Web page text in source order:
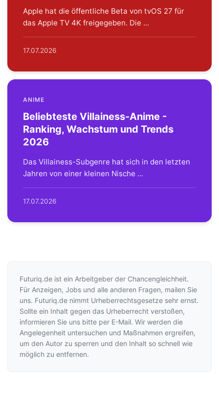
Apple hat die öffentliche Beta von tvOS 27 für
das Apple TV 4K freigegeben. Die ...
17.07.2026
ANIME
Beliebteste Villainess-Anime -
Ranking, Wachstum und Trends
2026
Das Villainess-Subgenre hat sich in den letzten
Jahren von einer kleinen Nische ...
17.07.2026
Futuriq.de ist ein Arbeitgeber der Chancengleichheit.
Für Anzeigen, Jobs und alle anderen Fragen, mailen Sie
uns. Futuriq.de nimmt Urheberrechtsgesetze sehr ernst.
Sollte ein Inhalt gegen das Urheberrecht verstoßen,
informieren Sie uns bitte per E-Mail. Wir werden die
Angelegenheit untersuchen und Maßnahmen ergreifen,
um den Autor zu sperren und den Inhalt so schnell wie
möglich zu entfernen.